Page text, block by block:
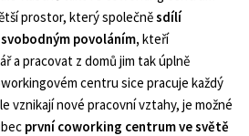
prostor, který společněsdílí
povoláním, kteří
a pracovat z domů jim tak úplně
centru sice pracuje každý
vznikají nové pracovní vztahy, je možné
první coworking centrum ve světě